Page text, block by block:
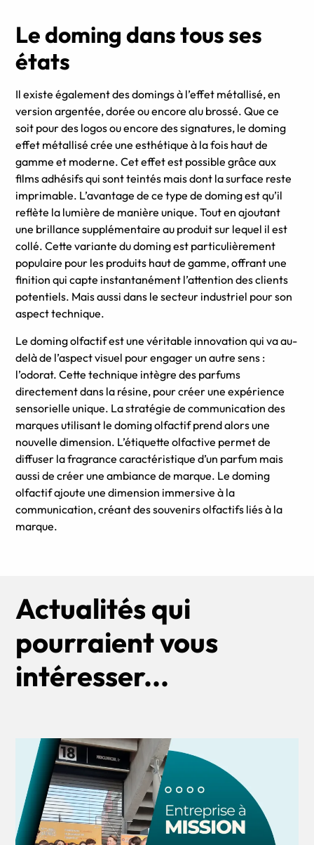
Le doming dans tous ses
états
Il existe également des domings à l’effet métallisé, en
version argentée, dorée ou encore alu brossé. Que ce
soit pour des logos ou encore des signatures, le doming
effet métallisé crée une esthétique à la fois haut de
gamme et moderne. Cet effet est possible grâce aux
films adhésifs qui sont teintés mais dont la surface reste
imprimable. L’avantage de ce type de doming est qu’il
reflète la lumière de manière unique. Tout en ajoutant
une brillance supplémentaire au produit sur lequel il est
collé. Cette variante du doming est particulièrement
populaire pour les produits haut de gamme, offrant une
finition qui capte instantanément l’attention des clients
potentiels. Mais aussi dans le secteur industriel pour son
aspect technique.
Le doming olfactif est une véritable innovation qui va au-
delà de l’aspect visuel pour engager un autre sens :
l’odorat. Cette technique intègre des parfums
directement dans la résine, pour créer une expérience
sensorielle unique. La stratégie de communication des
marques utilisant le doming olfactif prend alors une
nouvelle dimension. L’étiquette olfactive permet de
diffuser la fragrance caractéristique d’un parfum mais
aussi de créer une ambiance de marque. Le doming
olfactif ajoute une dimension immersive à la
communication, créant des souvenirs olfactifs liés à la
marque.
Actualités qui
pourraient vous
intéresser...